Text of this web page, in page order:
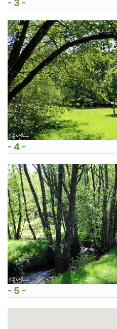
- 3 -
- 4 -
- 5 -